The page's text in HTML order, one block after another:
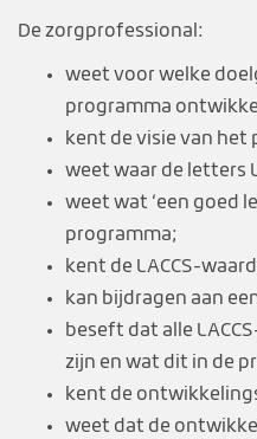
De zorgprofessional:
weet voor welke
programma
kent de visie van het
weet waar de letters
weet wat ‘een goed
programma;
kent de LACCS-
kan bijdragen aan
beseft dat alle
zijn en wat dit in de
kent de
weet dat de